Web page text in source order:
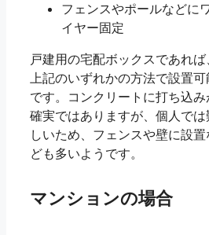
フェンスやポールなどに
イヤー固定
戸建用の宅配ボックスであれば
上記のいずれかの方法で設置可
です。コンクリートに打ち込み
確実ではありますが、個人では
しいため、フェンスや壁に設置
ども多いようです。
マンションの場合